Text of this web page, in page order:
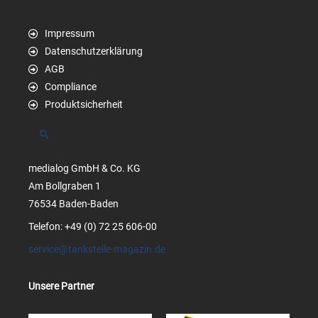
Impressum
Datenschutzerklärung
AGB
Compliance
Produktsicherheit
Suchen
medialog GmbH & Co. KG
Am Bollgraben 1
76534 Baden-Baden
Telefon: +49 (0) 72 25 606-00
service@tankstelle-magazin.de
Unsere Partner